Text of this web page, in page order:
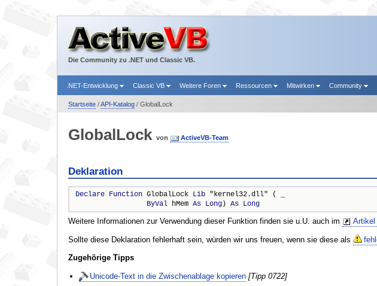
Die Community zu .NET und Classic VB.
.NET-Entwicklung Classic VB Weitere Foren Ressourcen Mitwirken Community
Startseite/API-Katalog/ GlobalLock
GlobalLock von ActiveVB-Team
Deklaration
Declare Function GlobalLock Lib "kernel32.dll" ( _
ByVal hMem As Long) As Long
Weitere Informationen zur Verwendung dieser Funktion finden sie u.U. auch im Artikel
Sollte diese Deklaration fehlerhaft sein, würden wir uns freuen, wenn sie diese als
Zugehörige Tipps
Unicode-Text in die Zwischenablage kopieren [Tipp 0722]